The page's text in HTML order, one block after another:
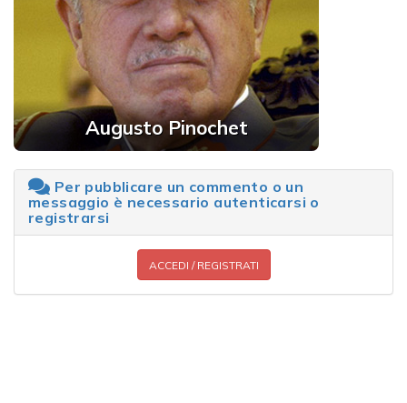
Augusto Pinochet
Per pubblicare un commento o un
messaggio è necessario autenticarsi o
registrarsi
ACCEDI / REGISTRATI